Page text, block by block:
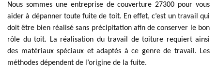
Nous sommes une entreprise de couverture 27300 pour vous
aider à dépanner toute fuite de toit. En effet, c’est un travail qui
doit être bien réalisé sans précipitation afin de conserver le bon
rôle du toit. La réalisation du travail de toiture requiert ainsi
des matériaux spéciaux et adaptés à ce genre de travail. Les
méthodes dépendent de l’origine de la fuite.